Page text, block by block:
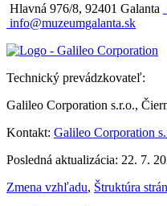
Hlavná 976/8, 92401 Galanta
info@muzeumgalanta.sk
Technický prevádzkovateľ:
Galileo Corporation s.r.o.,
Kontakt: Galileo Corporation
Posledná aktualizácia: 22. 7.
Zmena vzhľadu, Štruktúra